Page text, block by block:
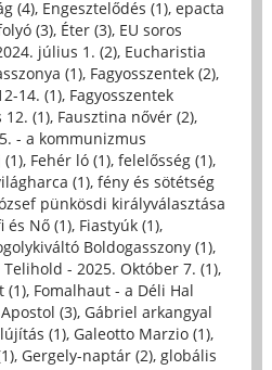
(4), Engesztelődés (1), epacta
(3), Éter (3), EU soros
július 1. (2), Eucharistia
(1), Fagyosszentek (2),
14. (1), Fagyosszentek
(1), Fausztina nővér (2),
- a kommunizmus
, Fehér ló (1), felelősség (1),
(1), fény és sötétség
pünkösdi királyválasztása
és Nő (1), Fiastyúk (1),
Boldogasszony (1),
Telihold - 2025. Október 7. (1),
(1), Fomalhaut - a Déli Hal
(3), Gábriel arkangyal
(1), Galeotto Marzio (1),
, Gergely-naptár (2), globális